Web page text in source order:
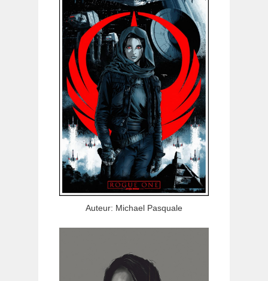
Auteur: Michael Pasquale